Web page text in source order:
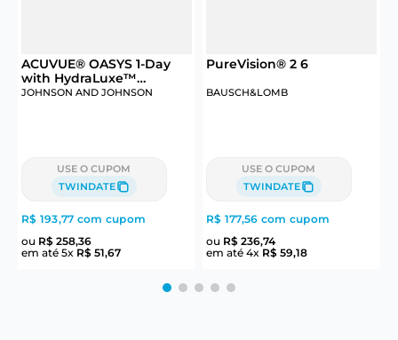
ACUVUE® OASYS 1-Day
with HydraLuxe™
Technology 30
JOHNSON AND JOHNSON
USE O CUPOM
TWINDATE
R$ 193,77 com cupom
ou R$ 258,36
em até 5x R$ 51,67
PureVision® 2 6
BAUSCH&LOMB
USE O CUPOM
TWINDATE
R$ 177,56 com cupom
ou R$ 236,74
em até 4x R$ 59,18